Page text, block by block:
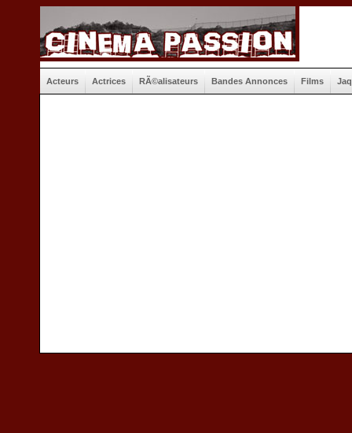
Acteurs Actrices RÃ©alisateurs Bandes Annonces Films